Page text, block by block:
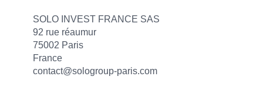
SOLO INVEST FRANCE SAS
92 rue réaumur
75002 Paris
France
contact@sologroup-paris.com